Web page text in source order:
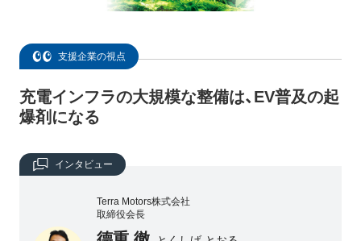
支援企業の視点
充電インフラの大規模な整備は、EV普及の起
爆剤になる
インタビュー
Terra Motors株式会社
取締役会長